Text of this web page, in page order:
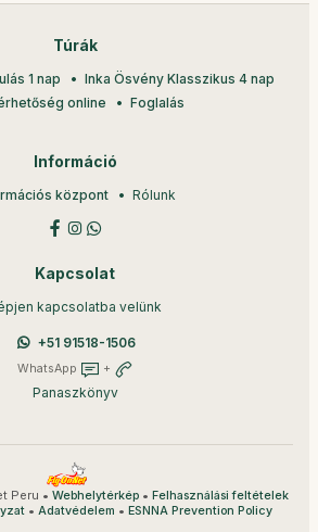
Túrák
1 nap
Inka Ösvény Klasszikus 4 nap
online
Foglalás
Információ
központ Rólunk
Kapcsolat
kapcsolatba velünk
+51 91518-1506
WhatsApp +
Panaszkönyv
Peru • Webhelytérkép • Felhasználási feltételek
• Adatvédelem • ESNNA Prevention Policy